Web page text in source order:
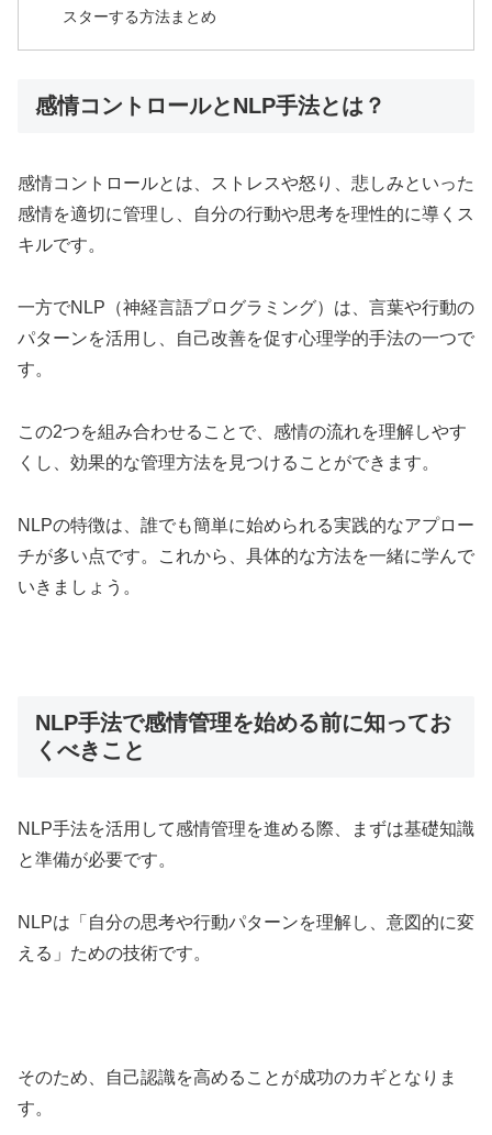
スターする方法まとめ
感情コントロールとNLP手法とは？
感情コントロールとは、ストレスや怒り、悲しみといった
感情を適切に管理し、自分の行動や思考を理性的に導くス
キルです。
一方でNLP（神経言語プログラミング）は、言葉や行動の
パターンを活用し、自己改善を促す心理学的手法の一つで
す。
この2つを組み合わせることで、感情の流れを理解しやす
くし、効果的な管理方法を見つけることができます。
NLPの特徴は、誰でも簡単に始められる実践的なアプロー
チが多い点です。これから、具体的な方法を一緒に学んで
いきましょう。
NLP手法で感情管理を始める前に知ってお
くべきこと
NLP手法を活用して感情管理を進める際、まずは基礎知識
と準備が必要です。
NLPは「自分の思考や行動パターンを理解し、意図的に変
える」ための技術です。
そのため、自己認識を高めることが成功のカギとなりま
す。